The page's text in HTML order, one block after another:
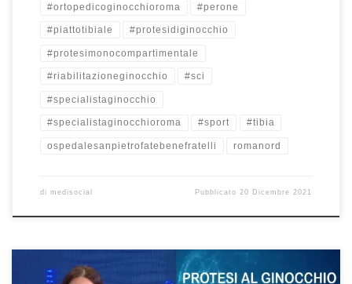
#ortopedicoginocchioroma #perone
#piattotibiale #protesidiginocchio
#protesimonocompartimentale
#riabilitazioneginocchio #sci
#specialistaginocchio
#specialistaginocchioroma #sport #tibia
ospedalesanpietrofatebenefratelli romanord
di medisocial Pubblicato 20 Dicembre 2021